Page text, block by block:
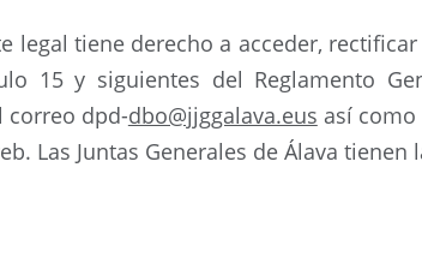
legal tiene derecho a acceder,
15 y siguientes del Reglamento
correo dpd-dbo@jjggalava.eus así
Las Juntas Generales de Álava